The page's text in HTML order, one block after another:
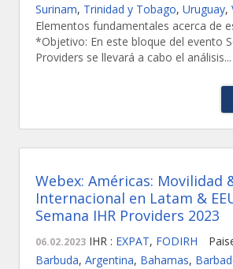
Surinam, Trinidad y Tobago, Uruguay,
Elementos fundamentales acerca de
*Objetivo: En este bloque del evento
Providers se llevará a cabo el análisis...
Webex: Américas: Movilidad
Internacional en Latam &
Semana IHR Providers 2023
06.02.2023 IHR : EXPAT, FODIRH
Barbuda, Argentina, Bahamas,